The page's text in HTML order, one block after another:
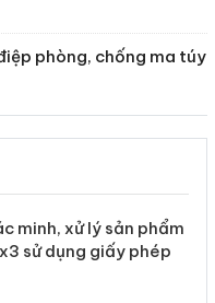
phòng, chống ma túy
minh, xử lý sản phẩm
sử dụng giấy phép